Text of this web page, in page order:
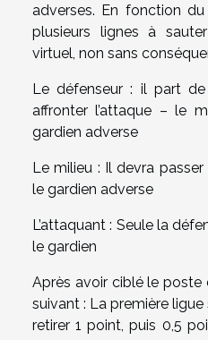
adverses. En fonction
plusieurs lignes à
virtuel, non sans
Le défenseur : il part
affronter l’attaque – le
gardien adverse
Le milieu : Il devra
le gardien adverse
L’attaquant : Seule la
le gardien
Après avoir ciblé le poste
suivant : La première
retirer 1 point, puis 0,5